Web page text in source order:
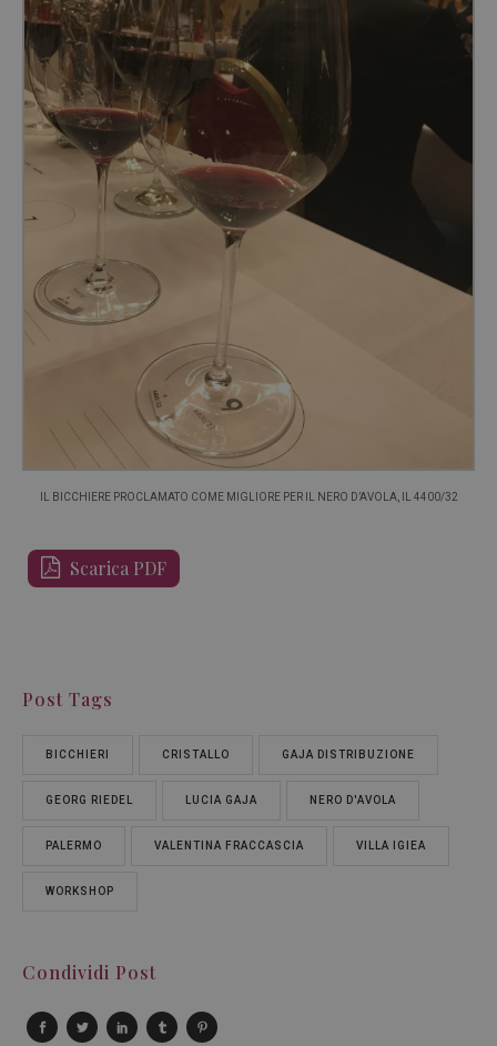
IL BICCHIERE PROCLAMATO COME MIGLIORE PER IL NERO D’AVOLA, IL 4400/32
Scarica PDF
Post Tags
BICCHIERI CRISTALLO GAJA DISTRIBUZIONE
GEORG RIEDEL LUCIA GAJA NERO D'AVOLA
PALERMO VALENTINA FRACCASCIA VILLA IGIEA
WORKSHOP
Condividi Post